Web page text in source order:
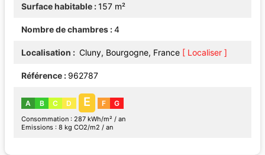
Surface habitable 157 m²
Nombre de chambres 4
Localisation Cluny, Bourgogne, France [ Localiser ]
Référence 962787
A B C D E F G
Consommation : 287 kWh/m² / an
Emissions : 8 kg CO2/m2 / an